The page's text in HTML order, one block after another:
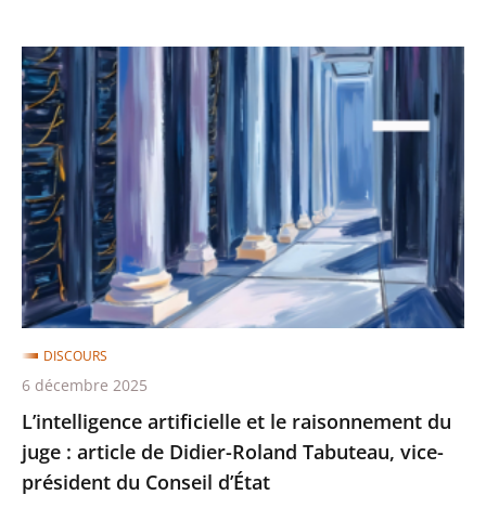
d’État
L’intelligence
artificielle
et
le
raisonnement
du
juge
:
article
de
Didier-
Roland
Tabuteau,
vice-
président
L’intelligence artificielle et le raisonnement du
juge : article de Didier-Roland Tabuteau, vice-
président du Conseil d’État
DISCOURS
6 décembre 2025